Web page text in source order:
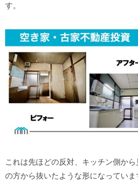
す。
これは先ほどの反対、キッチン側か
の方から抜いたような形になってい